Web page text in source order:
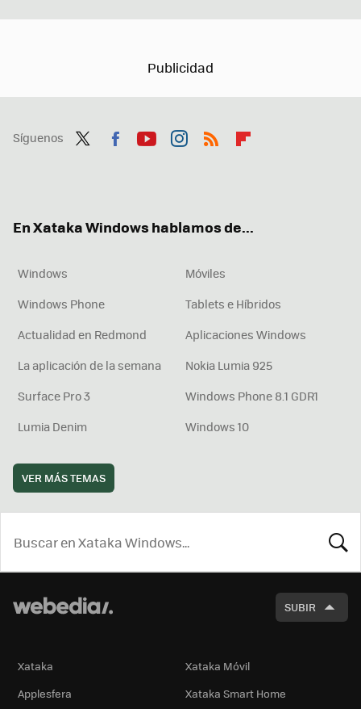
Síguenos
En Xataka Windows hablamos de...
Windows
Móviles
Windows Phone
Tablets e Híbridos
Actualidad en Redmond
Aplicaciones Windows
La aplicación de la semana
Nokia Lumia 925
Surface Pro 3
Windows Phone 8.1 GDR1
Lumia Denim
Windows 10
VER MÁS TEMAS
SUBIR
Xataka
Xataka Móvil
Applesfera
Xataka Smart Home